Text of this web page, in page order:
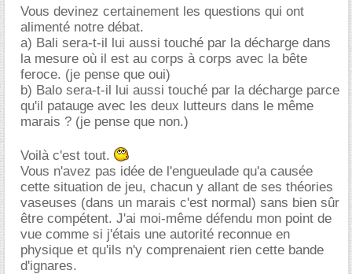
Vous devinez certainement les questions qui ont
alimenté notre débat.
a) Bali sera-t-il lui aussi touché par la décharge dans
la mesure où il est au corps à corps avec la bête
feroce. (je pense que oui)
b) Balo sera-t-il lui aussi touché par la décharge parce
qu'il patauge avec les deux lutteurs dans le même
marais ? (je pense que non.)
Voilà c'est tout.
Vous n'avez pas idée de l'engueulade qu'a causée
cette situation de jeu, chacun y allant de ses théories
vaseuses (dans un marais c'est normal) sans bien sûr
être compétent. J'ai moi-même défendu mon point de
vue comme si j'étais une autorité reconnue en
physique et qu'ils n'y comprenaient rien cette bande
d'ignares.